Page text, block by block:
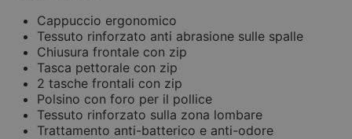
Cappuccio ergonomico
Tessuto rinforzato anti abrasione sulle spalle
Chiusura frontale con zip
Tasca pettorale con zip
2 tasche frontali con zip
Polsino con foro per il pollice
Tessuto rinforzato sulla zona lombare
Trattamento anti-batterico e anti-odore